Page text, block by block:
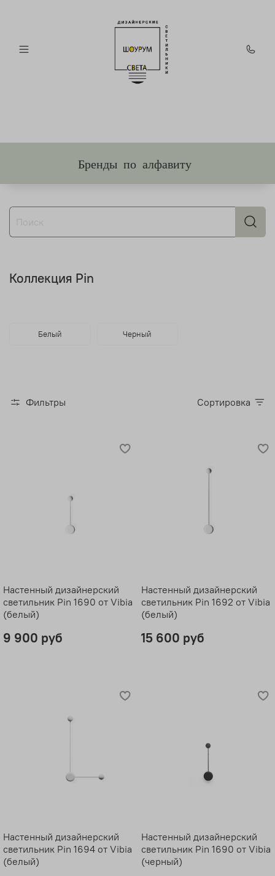
Бренды по алфавиту
Коллекция Pin
Белый Черный
Фильтры Сортировка
Настенный дизайнерский
светильник Pin 1690 от Vibia
(белый)
9 900 руб
Настенный дизайнерский
светильник Pin 1692 от Vibia
(белый)
15 600 руб
Настенный дизайнерский
светильник Pin 1694 от Vibia
(белый)
Настенный дизайнерский
светильник Pin 1690 от Vibia
(черный)